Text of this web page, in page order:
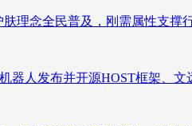
理念全民普及，刚需属性支撑
器人发布并开源HOST框架、